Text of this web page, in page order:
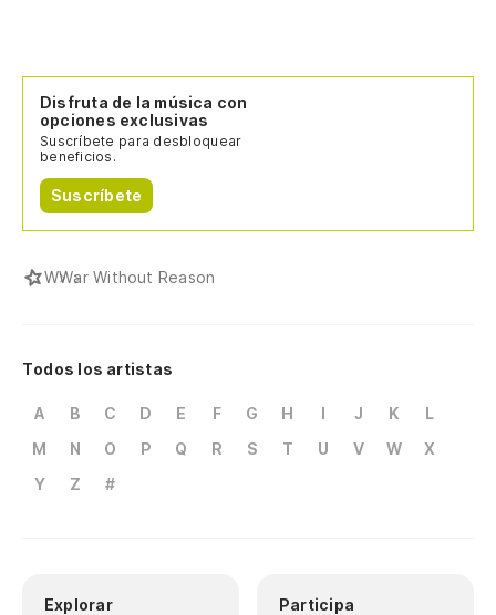
Disfruta de la música con
opciones exclusivas
Suscríbete para desbloquear
beneficios.
Suscríbete
WWar Without Reason
Todos los artistas
A B C D E F G H I J K
L
M
N O P Q R S T U V W
X
Y
Z #
Explorar Participa